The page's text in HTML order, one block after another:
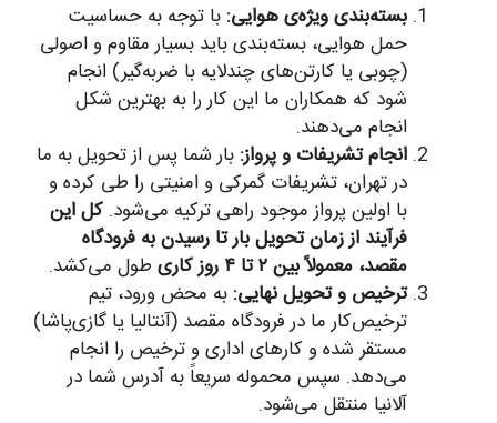
بسته‌بندی ویژه‌ی هوایی: با توجه به حساسیت
حمل هوایی، بسته‌بندی باید بسیار مقاوم و اصولی
(چوبی یا کارتن‌های چندلایه با ضربه‌گیر) انجام
شود که همکاران ما این کار را به بهترین شکل
انجام می‌دهند.
انجام تشریفات و پرواز: بار شما پس از تحویل به ما
در تهران، تشریفات گمرکی و امنیتی را طی کرده و
با اولین پرواز موجود راهی ترکیه می‌شود. کل این
فرآیند از زمان تحویل بار تا رسیدن به فرودگاه
مقصد، معمولاً بین ۲ تا ۴ روز کاری
طول می‌کشد.
ترخیص و تحویل نهایی: به محض ورود، تیم
ترخیص‌کار ما در فرودگاه مقصد (آنتالیا یا گازی‌پاشا)
مستقر شده و کارهای اداری و ترخیص را انجام
می‌دهد. سپس محموله سریعاً به آدرس شما در
آلانیا منتقل می‌شود.